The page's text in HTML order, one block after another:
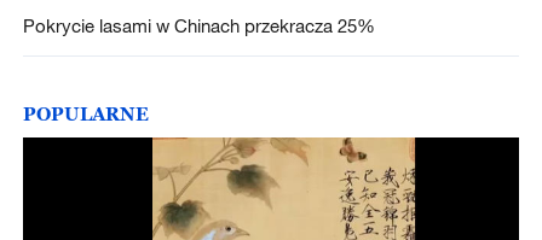
Pokrycie lasami w Chinach przekracza 25%
POPULARNE